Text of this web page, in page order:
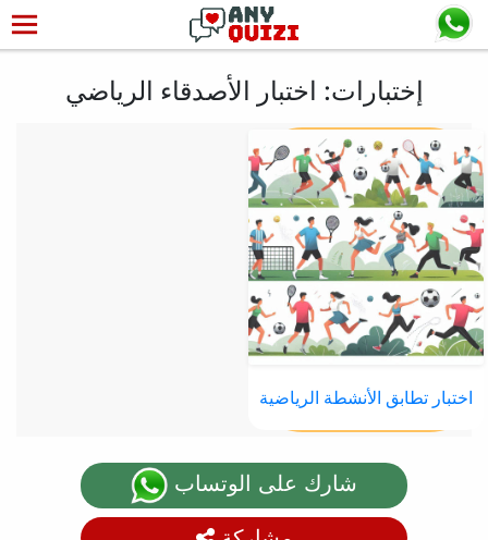
إختبارات: اختبار الأصدقاء الرياضي
اختبار تطابق الأنشطة الرياضية
شارك على الوتساب